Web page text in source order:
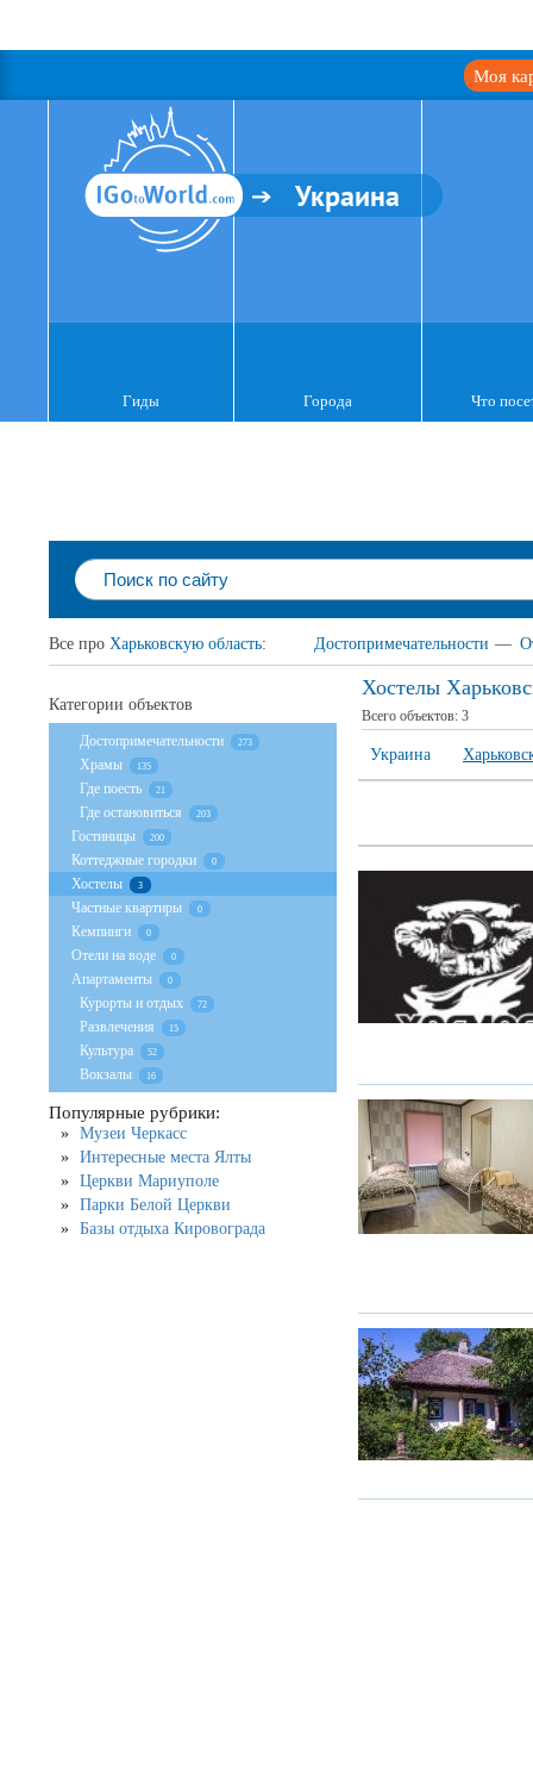
Моя
Украина
Гиды Города Что
Все про Харьковскую область: Достопримечательности —
Хостелы
Всего объектов: 3
Украина
Категории объектов
Достопримечательности 273
Храмы 135
Где поесть 21
Где остановиться 203
Гостиницы 200
Коттеджные городки 0
Хостелы 3
Частные квартиры 0
Кемпинги 0
Отели на воде 0
Апартаменты 0
Курорты и отдых 72
Развлечения 15
Культура 52
Вокзалы 16
Популярные рубрики:
Музеи Черкасс
Интересные места Ялты
Церкви Мариуполе
Парки Белой Церкви
Базы отдыха Кировограда